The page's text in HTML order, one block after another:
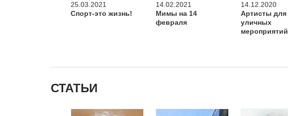
25.03.2021
Спорт-это жизнь!
14.02.2021
Мимы на 14
февраля
14.12.2020
Артисты для
уличных
мероприятий
СТАТЬИ